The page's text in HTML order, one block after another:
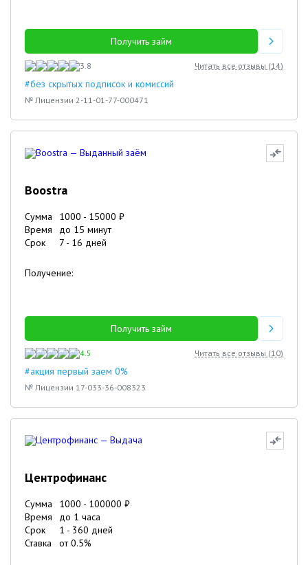
Получить займ
3.8 Читать все отзывы (14)
#без скрытых подписок и комиссий
№ Лицензии 2-11-01-77-000471
Boostra
Сумма 1000 - 15000 ₽
Время
до 15 минут
Срок
7 - 16 дней
Получение:
Получить займ
4.5 Читать все отзывы (10)
#акция первый заем 0%
№ Лицензии 17-033-36-008323
Центрофинанс
Сумма 1000 - 100000 ₽
Время
до 1 часа
Срок
1 - 360 дней
Ставка
от0.5%